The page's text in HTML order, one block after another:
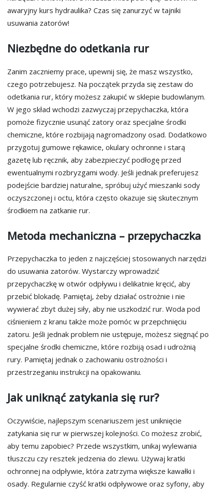
awaryjny kurs hydraulika? Czas się zanurzyć w tajniki
usuwania zatorów!
Niezbędne do odetkania rur
Zanim zaczniemy prace, upewnij się, że masz wszystko,
czego potrzebujesz. Na początek przyda się zestaw do
odetkania rur, który możesz zakupić w sklepie budowlanym.
W jego skład wchodzi zazwyczaj przepychaczka, która
pomoże fizycznie usunąć zatory oraz specjalne środki
chemiczne, które rozbijają nagromadzony osad. Dodatkowo
przygotuj gumowe rękawice, okulary ochronne i starą
gazetę lub ręcznik, aby zabezpieczyć podłogę przed
ewentualnymi rozbryzgami wody. Jeśli jednak preferujesz
podejście bardziej naturalne, spróbuj użyć mieszanki sody
oczyszczonej i octu, która często okazuje się skutecznym
środkiem na zatkanie rur.
Metoda mechaniczna – przepychaczka
Przepychaczka to jeden z najczęściej stosowanych narzędzi
do usuwania zatorów. Wystarczy wprowadzić
przepychaczkę w otwór odpływu i delikatnie kręcić, aby
przebić blokadę. Pamiętaj, żeby działać ostrożnie i nie
wywierać zbyt dużej siły, aby nie uszkodzić rur. Woda pod
ciśnieniem z kranu także może pomóc w przepchnięciu
zatoru. Jeśli jednak problem nie ustępuje, możesz sięgnąć po
specjalne środki chemiczne, które rozbiją osad i udrożnią
rury. Pamiętaj jednak o zachowaniu ostrożności i
przestrzeganiu instrukcji na opakowaniu.
Jak uniknąć zatykania się rur?
Oczywiście, najlepszym scenariuszem jest uniknięcie
zatykania się rur w pierwszej kolejności. Co możesz zrobić,
aby temu zapobiec? Przede wszystkim, unikaj wylewania
tłuszczu czy resztek jedzenia do zlewu. Używaj kratki
ochronnej na odpływie, która zatrzyma większe kawałki i
osady. Regularnie czyść kratki odpływowe oraz syfony, aby